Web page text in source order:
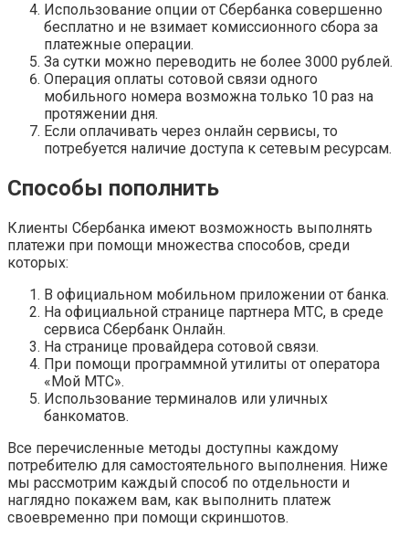
Использование опции от Сбербанка совершенно
бесплатно и не взимает комиссионного сбора за
платежные операции.
За сутки можно переводить не более 3000 рублей.
Операция оплаты сотовой связи одного
мобильного номера возможна только 10 раз на
протяжении дня.
Если оплачивать через онлайн сервисы, то
потребуется наличие доступа к сетевым ресурсам.
Способы пополнить
Клиенты Сбербанка имеют возможность выполнять
платежи при помощи множества способов, среди
которых:
В официальном мобильном приложении от банка.
На официальной странице партнера МТС, в среде
сервиса Сбербанк Онлайн.
На странице провайдера сотовой связи.
При помощи программной утилиты от оператора
«Мой МТС».
Использование терминалов или уличных
банкоматов.
Все перечисленные методы доступны каждому
потребителю для самостоятельного выполнения. Ниже
мы рассмотрим каждый способ по отдельности и
наглядно покажем вам, как выполнить платеж
своевременно при помощи скриншотов.